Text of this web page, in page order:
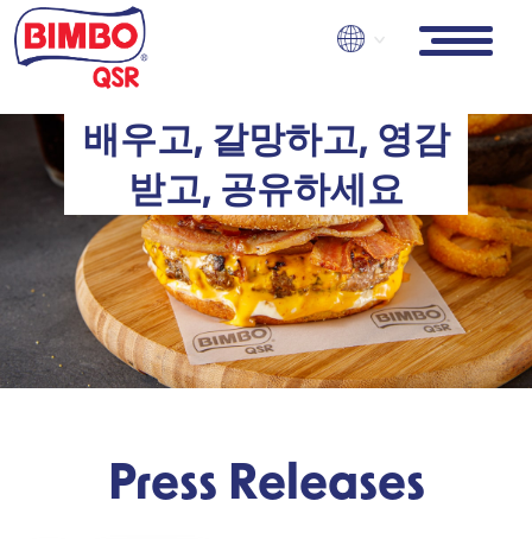
Skip
to
main
배우고, 갈망하고, 영감
받고, 공유하세요
Press Releases